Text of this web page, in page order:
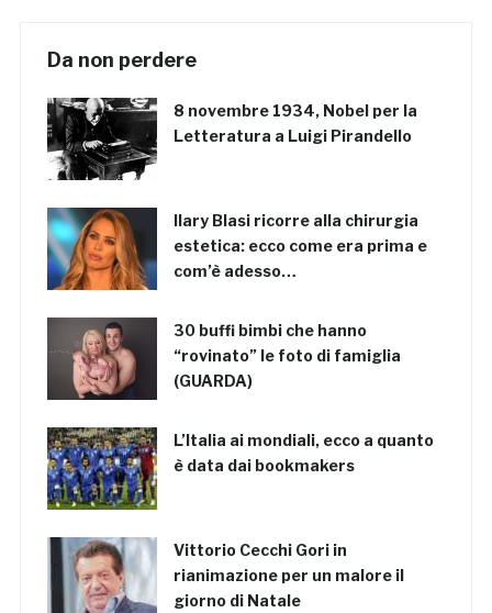
Da non perdere
8 novembre 1934, Nobel per la
Letteratura a Luigi Pirandello
Ilary Blasi ricorre alla chirurgia
estetica: ecco come era prima e
com’è adesso…
30 buffi bimbi che hanno
“rovinato” le foto di famiglia
(GUARDA)
L’Italia ai mondiali, ecco a quanto
è data dai bookmakers
Vittorio Cecchi Gori in
rianimazione per un malore il
giorno di Natale